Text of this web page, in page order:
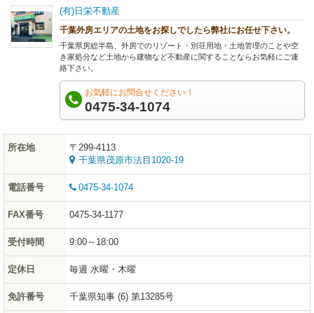
(有)日栄不動産
千葉外房エリアの土地をお探しでしたら弊社にお任せ下さい。
千葉県房総半島、外房でのリゾート・別荘用地・土地管理のことや空
き家処分など土地から建物など不動産に関することならお気軽にご連
絡下さい。
お気軽にお問合せください！
0475-34-1074
所在地
〒299-4113
千葉県茂原市法目1020-19
電話番号 0475-34-1074
FAX番号 0475-34-1177
受付時間 9:00～18:00
定休日 毎週 水曜・木曜
免許番号 千葉県知事 (6) 第13285号